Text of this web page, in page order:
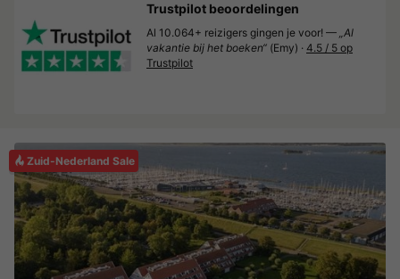
Zuid-Nederland Sale
Trustpilot beoordelingen
Al 10.064+ reizigers gingen je voor! — „Al
vakantie bij het boeken“ (Emy) · 4.5 / 5 op
Trustpilot